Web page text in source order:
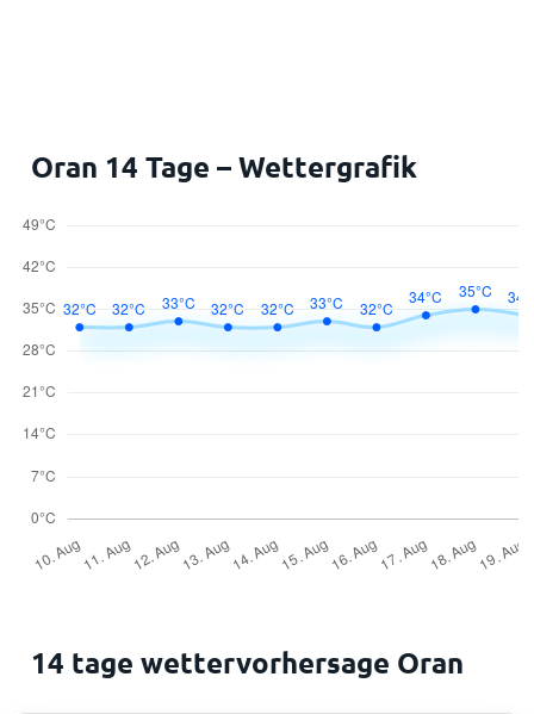
Oran 14 Tage – Wettergrafik
14 tage wettervorhersage Oran